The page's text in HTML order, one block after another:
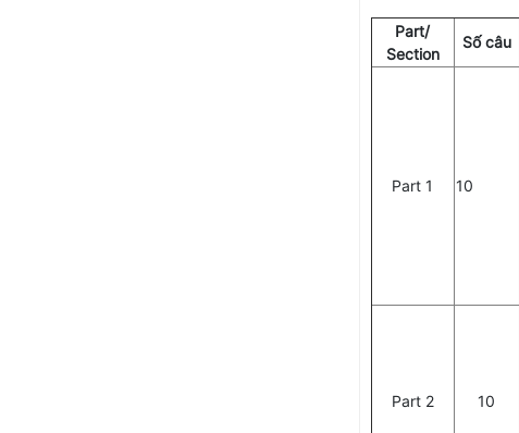
Part/
Section
Số câu
Part 1 10
Part 2 10